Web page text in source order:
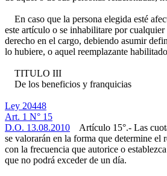
En caso que la persona elegida esté
este artículo o se inhabilitare por cualquier
derecho en el cargo, debiendo asumir
lo hubiere, o aquel reemplazante
TITULO III
De los beneficios y franquicias
Ley 20448
Art. 1 N° 15
D.O. 13.08.2010 Artículo 15°.- Las
se valorarán en la forma que determine el
con la frecuencia que autorice o
que no podrá exceder de un día.